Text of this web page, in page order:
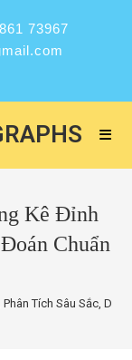
73967
Kê Đỉnh
Chuẩn
Tích Sâu Sắc, Dự